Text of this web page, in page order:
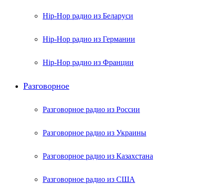
Hip-Hop радио из Беларуси
Hip-Hop радио из Германии
Hip-Hop радио из Франции
Разговорное
Разговорное радио из России
Разговорное радио из Украины
Разговорное радио из Казахстана
Разговорное радио из США